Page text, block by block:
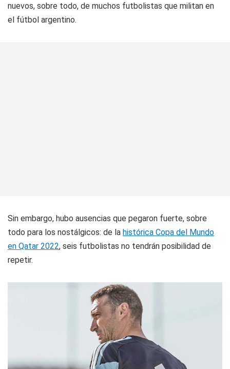
nuevos, sobre todo, de muchos futbolistas que militan en
el fútbol argentino.
Sin embargo, hubo ausencias que pegaron fuerte, sobre
todo para los nostálgicos: de la histórica Copa del Mundo
en Qatar 2022, seis futbolistas no tendrán posibilidad de
repetir.